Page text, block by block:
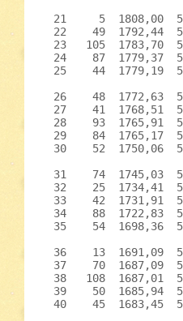
21     5  1808,00
22    49  1792,44
23   105  1783,70
24    87  1779,37
25    44  1779,19
26    48  1772,63
27    41  1768,51
28    93  1765,91
29    84  1765,17
30    52  1750,06
31    74  1745,03
32    25  1734,41
33    42  1731,91
34    88  1722,83
35    54  1698,36
36    13  1691,09
37    70  1687,09
38   108  1687,01
39    50  1685,94
40    45  1683,45